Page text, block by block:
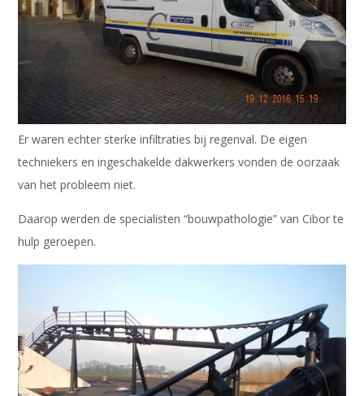
Er waren echter sterke infiltraties bij regenval. De eigen
techniekers en ingeschakelde dakwerkers vonden de oorzaak
van het probleem niet.
Daarop werden de specialisten “bouwpathologie” van Cibor te
hulp geroepen.